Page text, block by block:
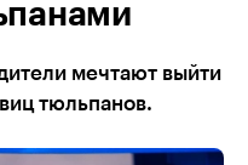
мечтают выйти
тюльпанов.